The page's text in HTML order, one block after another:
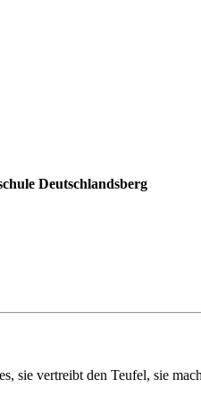
Deutschlandsberg
sie vertreibt den Teufel, sie